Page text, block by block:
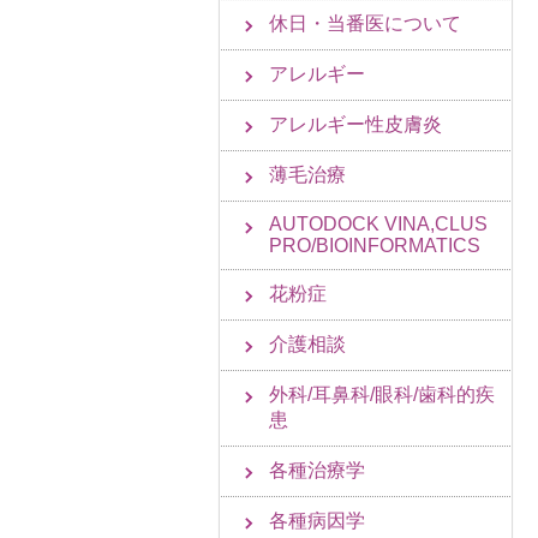
休日・当番医について
アレルギー
アレルギー性皮膚炎
薄毛治療
AUTODOCK VINA,CLUS
PRO/BIOINFORMATICS
花粉症
介護相談
外科/耳鼻科/眼科/歯科的疾
患
各種治療学
各種病因学